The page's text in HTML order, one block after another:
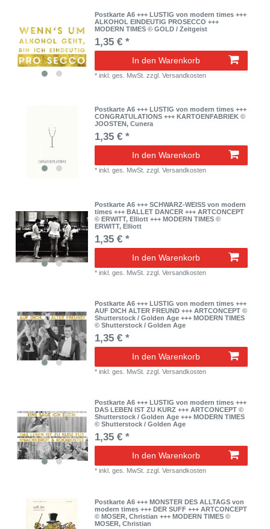
Postkarte A6 +++ LUSTIG von modern times +++
ALKOHOL EINDEUTIG PROSECCO +++
MODERN TIMES © GOLD / Zeitgeist
1,35 € *
In den Warenkorb
*inkl. ges. MwSt. zzgl.Versandkosten
Postkarte A6 +++ LUSTIG von modern times +++
CONGRATULATIONS +++ KARTOENFABRIEK ©
JOOSTEN, Cunera
1,35 € *
In den Warenkorb
*inkl. ges. MwSt. zzgl.Versandkosten
Postkarte A6 +++ SCHWARZ-WEISS von modern
times +++ BALLET DANCER +++ ARTCONCEPT
© ERWITT, Elliott +++ MODERN TIMES ©
ERWITT, Elliott
1,35 € *
In den Warenkorb
*inkl. ges. MwSt. zzgl.Versandkosten
Postkarte A6 +++ LUSTIG von modern times +++
AUF DICH ALTER FREUND +++ ARTCONCEPT ©
Shutterstock / Golden Age +++ MODERN TIMES
© Shutterstock / Golden Age
1,35 € *
In den Warenkorb
*inkl. ges. MwSt. zzgl.Versandkosten
Postkarte A6 +++ LUSTIG von modern times +++
DAS LEBEN IST ZU KURZ +++ ARTCONCEPT ©
Shutterstock / Golden Age +++ MODERN TIMES
© Shutterstock / Golden Age
1,35 € *
In den Warenkorb
*inkl. ges. MwSt. zzgl.Versandkosten
Postkarte A6 +++ MONSTER DES ALLTAGS von
modern times +++ DER SUFF +++ ARTCONCEPT
© MOSER, Christian +++ MODERN TIMES ©
MOSER, Christian